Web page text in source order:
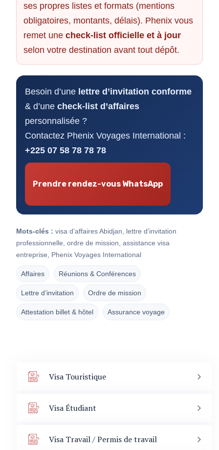
Visa Touristique
Visa Étudiant
Visa Travail / Permis de travail
ses propres listes et formats (mentions
obligatoires, montants, délais). Phenix vous
remet une check-list officielle et à jour
selon votre destination avant tout dépôt.
Besoin d’une lettre d’invitation conforme
& d’une check-list d’affaires
personnalisée ?
Contactez Phenix Voyages International :
+225 07 58 78 78 78
Prendre rendez-vous WhatsApp
Mots-clés : visa d’affaires Abidjan, lettre d’invitation
professionnelle, ordre de mission, assistance visa
entreprise, Phenix Voyages International
Affaires Réunions & Conférences
Lettre d’invitation Ordre de mission
Attestation billet & hôtel Assurance voyage